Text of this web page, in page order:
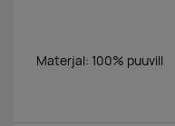
Materjal: 100% puuvill